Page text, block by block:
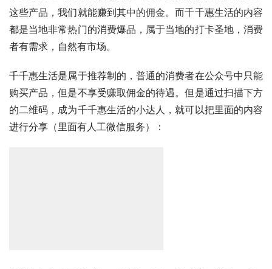
这些产品，我们就能赚到其中的佣金。而千千惠生活的内容
都是当地非常热门的消费爆品，属于当地的打卡圣地，消费
者有需求，自然有市场。
千千惠生活是属于推荐制的，普通的消费者在公众号中只能
购买产品，但是不享受赚取佣金的待遇。但是通过扫描下方
的二维码，成为千千惠生活的小达人，就可以把里面的内容
进行分享（里面有人工微信服务）：